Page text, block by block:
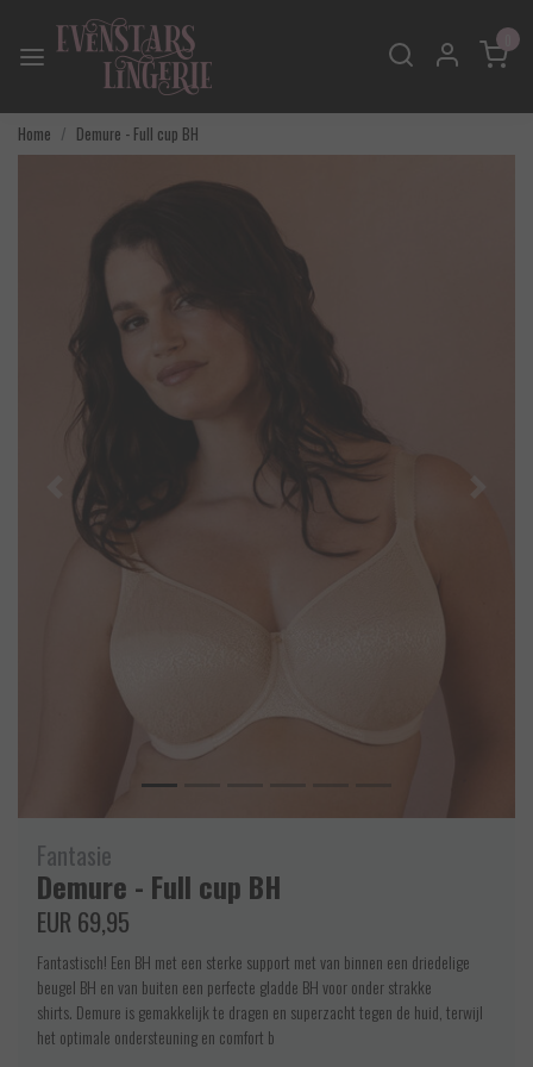
Home Demure - Full cup BH
Vorige
Fantasie
Demure - Full cup BH
EUR 69,95
Fantastisch! Een BH met een sterke support met van binnen een driedelige
beugel BH en van buiten een perfecte gladde BH voor onder strakke
shirts. Demure is gemakkelijk te dragen en superzacht tegen de huid, terwijl
het optimale ondersteuning en comfort b